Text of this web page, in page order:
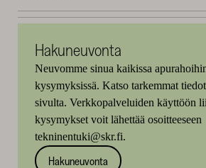
Hakuneuvonta
Neuvomme sinua kaikissa
kysymyksissä. Katso tarkemmat
sivulta. Verkkopalveluiden käyttöön
kysymykset voit lähettää osoitteeseen
tekninentuki@skr.fi.
Hakuneuvonta